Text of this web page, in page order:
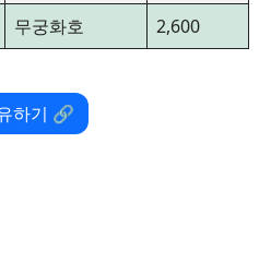
무궁화호 2,600
하기 🔗